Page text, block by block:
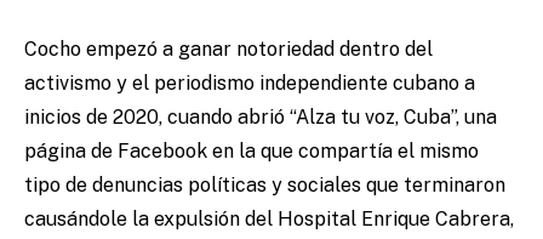
Cocho empezó a ganar notoriedad dentro del
activismo y el periodismo independiente cubano a
inicios de 2020, cuando abrió “Alza tu voz, Cuba”, una
página de Facebook en la que compartía el mismo
tipo de denuncias políticas y sociales que terminaron
causándole la expulsión del Hospital Enrique Cabrera,